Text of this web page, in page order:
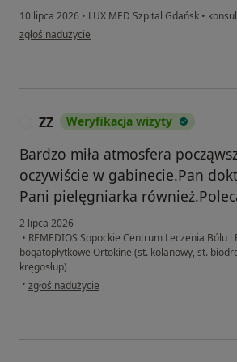
10 lipca 2026 • LUX MED Szpital Gdańsk •
w opinii użytkownika Izabela
zgłoś nadużycie
ZZ Weryfikacja wizyty
Bardzo miła atmosfera
oczywiście w gabinecie.Pan
Pani pielęgniarka
2 lipca 2026
• REMEDIOS Sopockie Centrum Leczenia Bólu i
bogatopłytkowe Ortokine (st. kolanowy, st.
kręgosłup)
• w opinii użytkownika ZZ
zgłoś nadużycie